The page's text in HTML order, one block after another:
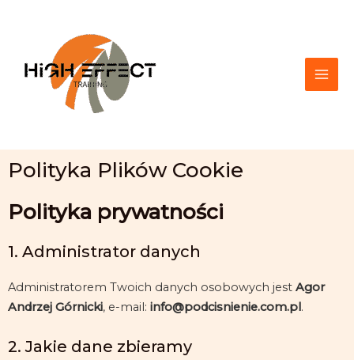
Polityka Plików Cookie
Polityka prywatności
1. Administrator danych
Administratorem Twoich danych osobowych jest Agor
Andrzej Górnicki, e-mail: info@podcisnienie.com.pl.
2. Jakie dane zbieramy